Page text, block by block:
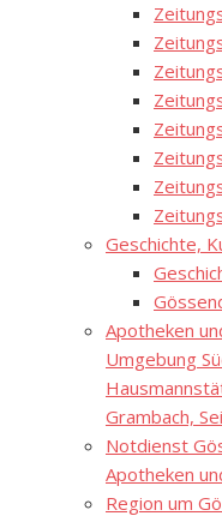
Geschichte,
Apotheken
Umgebung
Grambach,
Notdienst
Apotheken
Region um